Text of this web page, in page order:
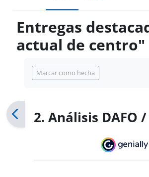
Entregas
actual de centro"
Marcar como hecha
2. Análisis DAFO /